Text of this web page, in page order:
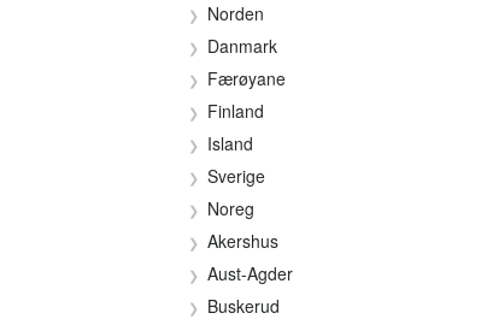
Norden
Danmark
Færøyane
Finland
Island
Sverige
Noreg
Akershus
Aust-Agder
Buskerud